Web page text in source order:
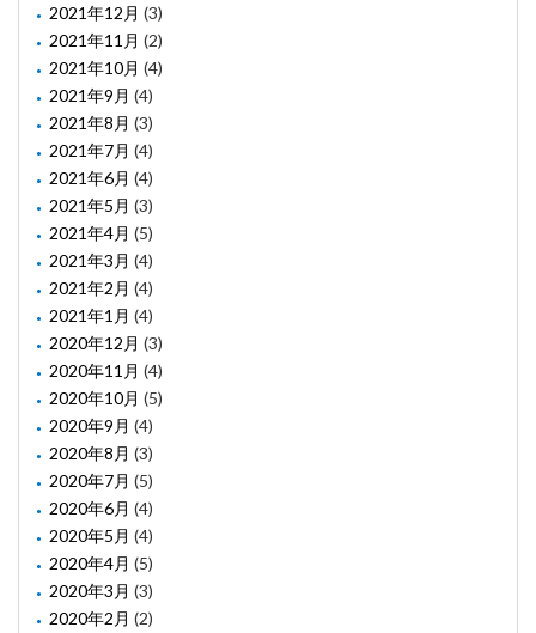
2021年12月 (3)
2021年11月 (2)
2021年10月 (4)
2021年9月 (4)
2021年8月 (3)
2021年7月 (4)
2021年6月 (4)
2021年5月 (3)
2021年4月 (5)
2021年3月 (4)
2021年2月 (4)
2021年1月 (4)
2020年12月 (3)
2020年11月 (4)
2020年10月 (5)
2020年9月 (4)
2020年8月 (3)
2020年7月 (5)
2020年6月 (4)
2020年5月 (4)
2020年4月 (5)
2020年3月 (3)
2020年2月 (2)